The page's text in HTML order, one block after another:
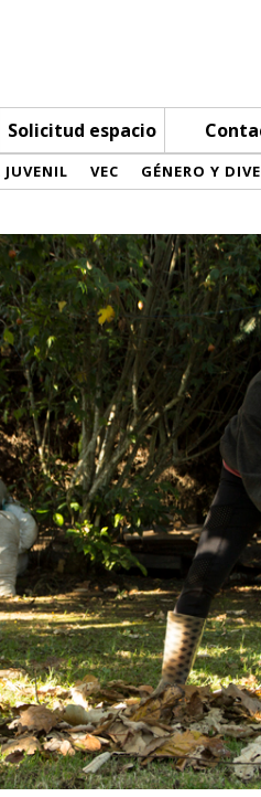
Solicitud espacio
VEC GÉNERO Y